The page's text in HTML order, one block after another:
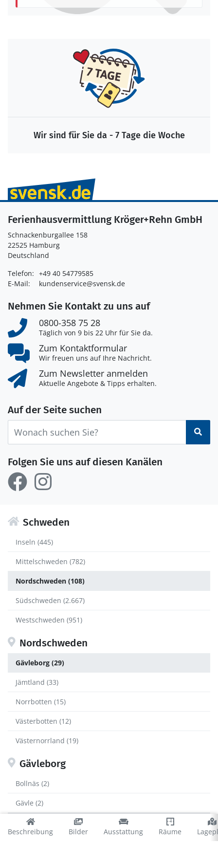
Beschreibung Bilder Ausstattung Räume
Wir sind für Sie da - 7 Tage die Woche
Ferienhausvermittlung Kröger+Rehn GmbH
Schnackenburgallee 158
22525 Hamburg
Deutschland
Telefon: +49 40 54779585
E-Mail:
kundenservice@svensk.de
Nehmen Sie Kontakt zu uns auf
0800-358 75 28
Täglich von 9 bis 22 Uhr für Sie da.
Zum Kontaktformular
Wir freuen uns auf Ihre Nachricht.
Zum Newsletter anmelden
Aktuelle Angebote & Tipps erhalten.
Auf der Seite suchen
Folgen Sie uns auf diesen Kanälen
Schweden
Inseln (445)
Mittelschweden (782)
Nordschweden (108)
Südschweden (2.667)
Westschweden (951)
Nordschweden
Gävleborg (29)
Jämtland (33)
Norrbotten (15)
Västerbotten (12)
Västernorrland (19)
Gävleborg
Bollnäs (2)
Gävle (2)
Ljusdal (10)